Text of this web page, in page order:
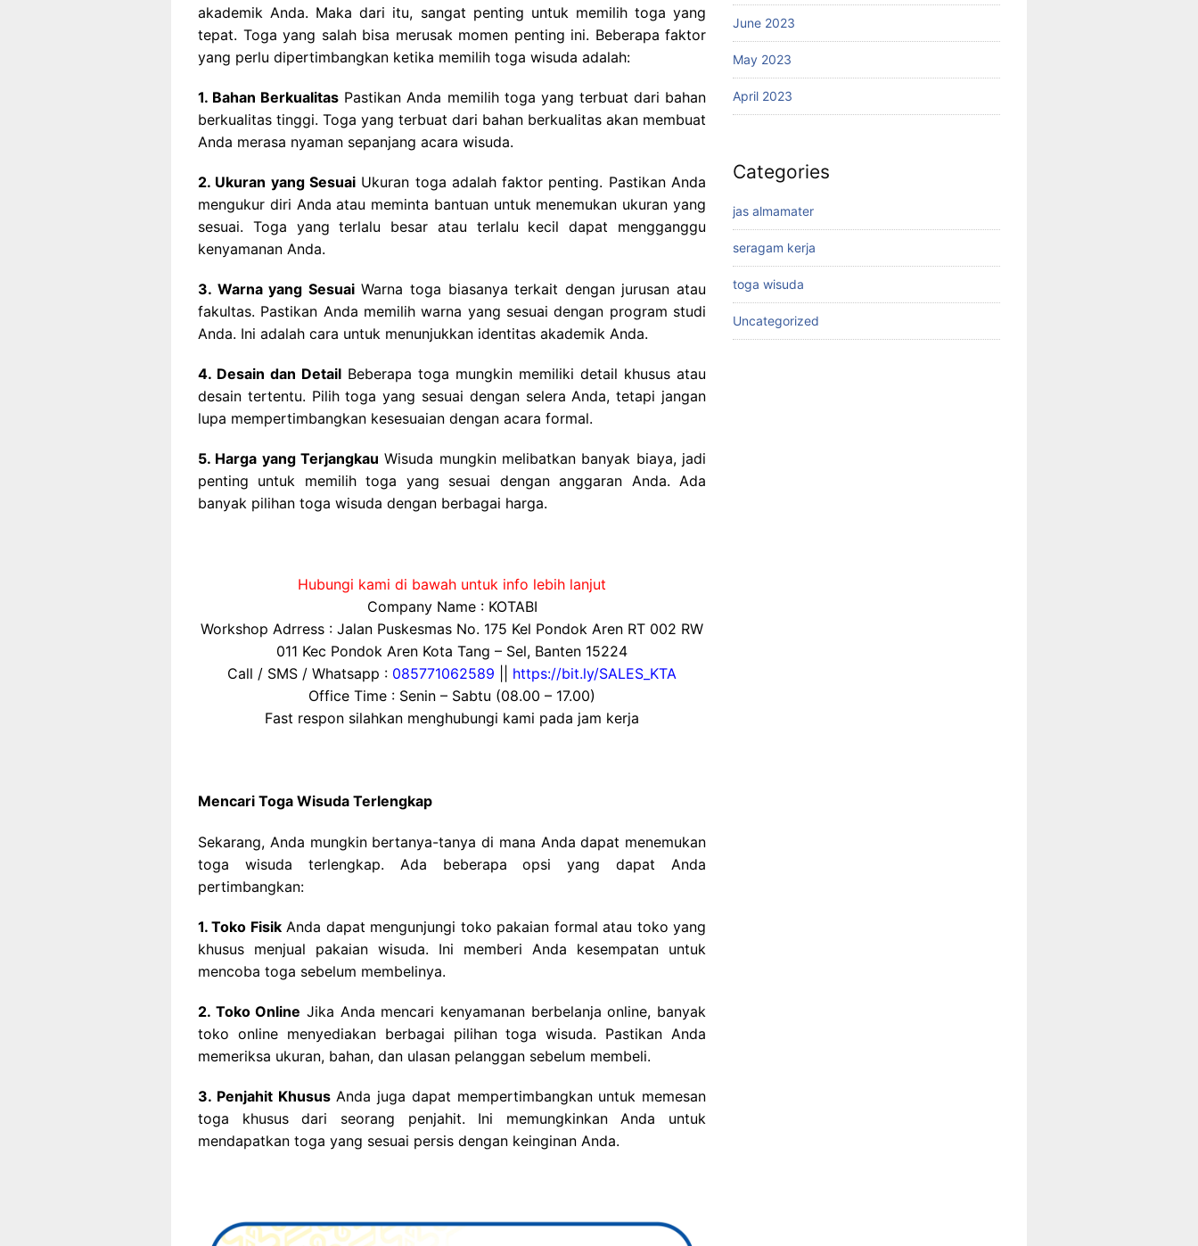
akademik Anda. Maka dari itu, sangat penting untuk memilih toga yang
tepat. Toga yang salah bisa merusak momen penting ini. Beberapa faktor
yang perlu dipertimbangkan ketika memilih toga wisuda adalah:
1. Bahan Berkualitas Pastikan Anda memilih toga yang terbuat dari bahan
berkualitas tinggi. Toga yang terbuat dari bahan berkualitas akan membuat
Anda merasa nyaman sepanjang acara wisuda.
2. Ukuran yang SesuaiUkuran toga adalah faktor penting. Pastikan Anda
mengukur diri Anda atau meminta bantuan untuk menemukan ukuran yang
sesuai. Toga yang terlalu besar atau terlalu kecil dapat mengganggu
kenyamanan Anda.
3. Warna yang SesuaiWarna toga biasanya terkait dengan jurusan atau
fakultas. Pastikan Anda memilih warna yang sesuai dengan program studi
Anda. Ini adalah cara untuk menunjukkan identitas akademik Anda.
4. Desain dan Detail Beberapa toga mungkin memiliki detail khusus atau
desain tertentu. Pilih toga yang sesuai dengan selera Anda, tetapi jangan
lupa mempertimbangkan kesesuaian dengan acara formal.
5. Harga yang Terjangkau Wisuda mungkin melibatkan banyak biaya, jadi
penting untuk memilih toga yang sesuai dengan anggaran Anda. Ada
banyak pilihan toga wisuda dengan berbagai harga.
Hubungi kami di bawah untuk info lebih lanjut
Company Name : KOTABI
Workshop Adrress : Jalan Puskesmas No. 175 Kel Pondok Aren RT 002 RW
011 Kec Pondok Aren Kota Tang – Sel, Banten 15224
Call / SMS / Whatsapp : 085771062589
https://bit.ly/SALES_KTA
Office Time : Senin – Sabtu (08.00 – 17.00)
Fast respon silahkan menghubungi kami pada jam kerja
Mencari Toga Wisuda Terlengkap
Sekarang, Anda mungkin bertanya-tanya di mana Anda dapat menemukan
toga wisuda terlengkap. Ada beberapa opsi yang dapat Anda
pertimbangkan:
1. Toko FisikAnda dapat mengunjungi toko pakaian formal atau toko yang
khusus menjual pakaian wisuda. Ini memberi Anda kesempatan untuk
mencoba toga sebelum membelinya.
2. Toko Online Jika Anda mencari kenyamanan berbelanja online, banyak
toko online menyediakan berbagai pilihan toga wisuda. Pastikan Anda
memeriksa ukuran, bahan, dan ulasan pelanggan sebelum membeli.
3. Penjahit KhususAnda juga dapat mempertimbangkan untuk memesan
toga khusus dari seorang penjahit. Ini memungkinkan Anda untuk
mendapatkan toga yang sesuai persis dengan keinginan Anda.
June 2023
May 2023
April 2023
Categories
jas almamater
seragam kerja
toga wisuda
Uncategorized